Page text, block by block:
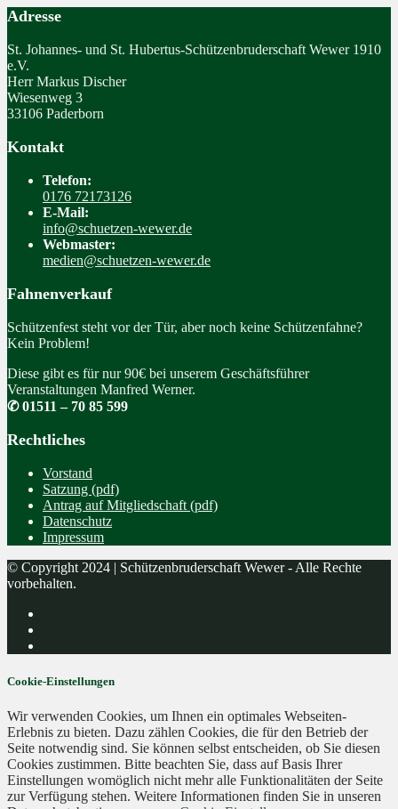
Adresse
St. Johannes- und St. Hubertus-Schützenbruderschaft Wewer 1910
e.V.
Herr Markus Discher
Wiesenweg 3
33106 Paderborn
Kontakt
Telefon:
0176 72173126
E-Mail:
info@schuetzen-wewer.de
Webmaster:
medien@schuetzen-wewer.de
Fahnenverkauf
Schützenfest steht vor der Tür, aber noch keine Schützenfahne?
Kein Problem!
Diese gibt es für nur 90€ bei unserem Geschäftsführer
Veranstaltungen Manfred Werner.
✆ 01511 – 70 85 599
Rechtliches
Vorstand
Satzung (pdf)
Antrag auf Mitgliedschaft (pdf)
Datenschutz
Impressum
© Copyright 2024 | Schützenbruderschaft Wewer - Alle Rechte
vorbehalten.
Cookie-Einstellungen
Wir verwenden Cookies, um Ihnen ein optimales Webseiten-
Erlebnis zu bieten. Dazu zählen Cookies, die für den Betrieb der
Seite notwendig sind. Sie können selbst entscheiden, ob Sie diesen
Cookies zustimmen. Bitte beachten Sie, dass auf Basis Ihrer
Einstellungen womöglich nicht mehr alle Funktionalitäten der Seite
zur Verfügung stehen. Weitere Informationen finden Sie in unseren